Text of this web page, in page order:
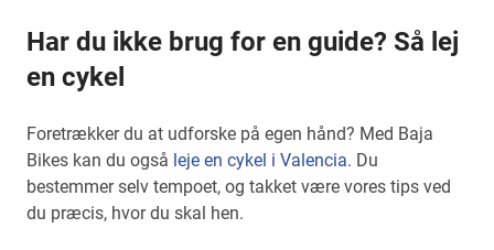
Har du ikke brug for en guide? Så lej
en cykel
Foretrækker du at udforske på egen hånd? Med Baja
Bikes kan du også leje en cykel i Valencia. Du
bestemmer selv tempoet, og takket være vores tips ved
du præcis, hvor du skal hen.